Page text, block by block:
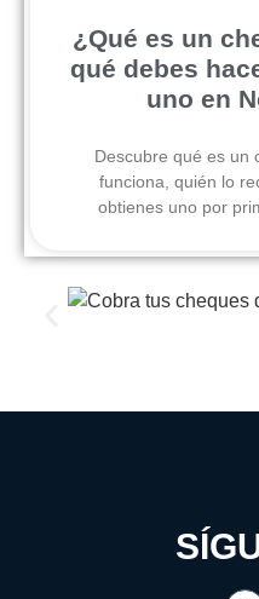
¿Qué es un
qué debes
uno en
Descubre qué es un
funciona, quién lo
obtienes uno por